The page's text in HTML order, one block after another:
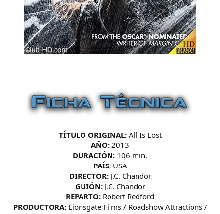
TÍTULO ORIGINAL:All Is Lost
AÑO: 2013
DURACIÓN: 106 min.
PAÍS:USA
DIRECTOR:J.C. Chandor
GUIÓN:J.C. Chandor
REPARTO: Robert Redford
PRODUCTORA:Lionsgate Films / Roadshow Attractions /